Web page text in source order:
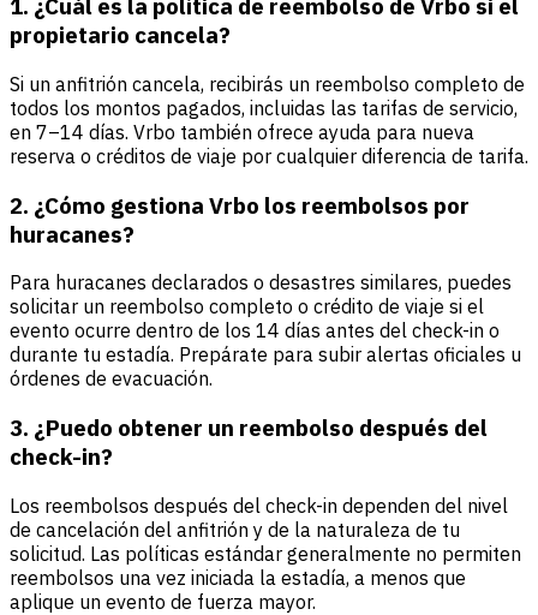
1. ¿Cuál es la política de reembolso de Vrbo si el
propietario cancela?
Si un anfitrión cancela, recibirás un reembolso completo de
todos los montos pagados, incluidas las tarifas de servicio,
en 7–14 días. Vrbo también ofrece ayuda para nueva
reserva o créditos de viaje por cualquier diferencia de tarifa.
2. ¿Cómo gestiona Vrbo los reembolsos por
huracanes?
Para huracanes declarados o desastres similares, puedes
solicitar un reembolso completo o crédito de viaje si el
evento ocurre dentro de los 14 días antes del check-in o
durante tu estadía. Prepárate para subir alertas oficiales u
órdenes de evacuación.
3. ¿Puedo obtener un reembolso después del
check-in?
Los reembolsos después del check-in dependen del nivel
de cancelación del anfitrión y de la naturaleza de tu
solicitud. Las políticas estándar generalmente no permiten
reembolsos una vez iniciada la estadía, a menos que
aplique un evento de fuerza mayor.